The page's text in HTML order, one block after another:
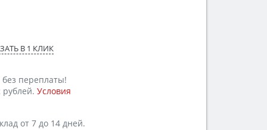
В 1 КЛИК
переплаты!
Условия
от 7 до 14 дней.